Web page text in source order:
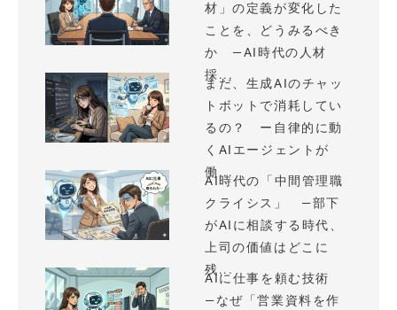
材」の定義が変化した
ことを、どうみるべき
か —AI時代の人材
採...
まだ、生成AIのチャッ
トボットで消耗してい
るの？ ー自律的に動
くAIエージェントが
働...
AI時代の「中間管理職
クライシス」 —部下
がAIに相談する時代、
上司の価値はどこに
残...
AIに仕事を頼む技術
—なぜ「営業資料を作